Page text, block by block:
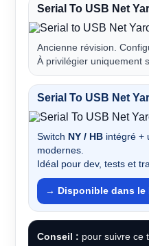
Serial To USB Net
Ancienne révision.
À privilégier uniquement
Serial To USB Net
Switch NY / HB intégré +
modernes.
Idéal pour dev, tests et
→ Disponible dans le
Conseil : pour suivre ce